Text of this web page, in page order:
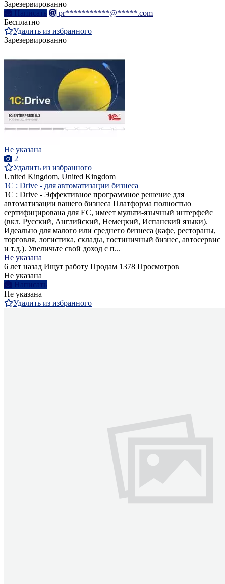
Зарезервированно
Написать
pr***********@*****.com
Бесплатно
Удалить из избранного
Зарезервированно
Не указана
2
Удалить из избранного
United Kingdom, United Kingdom
1C : Drive - для автоматизации бизнеса
1C : Drive - Эффективное программное решение для
автоматизации вашего бизнеса Платформа полностью
сертифицирована для ЕС, имеет мульти-язычный интерфейс
(вкл. Русский, Английский, Немецкий, Испанский языки).
Идеально для малого или среднего бизнеса (кафе, рестораны,
торговля, логистика, склады, гостиничный бизнес, автосервис
и т.д.). Увеличьте свой доход с п...
Не указана
6 лет назад Ищут работу Продам 1378 Просмотров
Не указана
Написать
Не указана
Удалить из избранного